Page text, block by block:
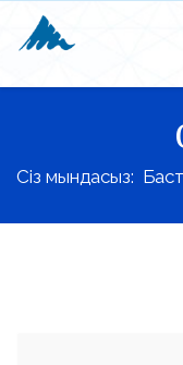
Сіз мындасыз: